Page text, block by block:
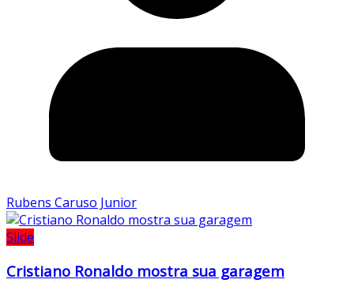
Rubens Caruso Junior
Slide
Cristiano Ronaldo mostra sua garagem